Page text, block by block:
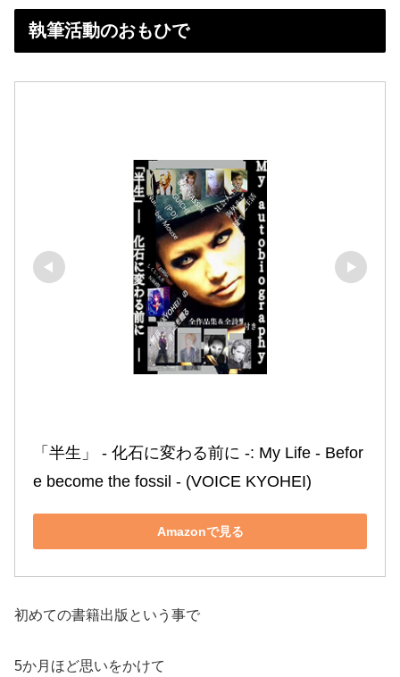
執筆活動のおもひで
「半生」 ‐ 化石に変わる前に ‐: My Life ‐ Befor
e become the fossil ‐ (VOICE KYOHEI)
Amazonで見る
初めての書籍出版という事で
5か月ほど思いをかけて